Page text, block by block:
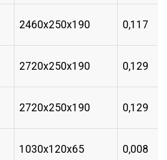
2460х250х190 0,117
2720х250х190 0,129
2720х250х190 0,129
1030х120х65 0,008